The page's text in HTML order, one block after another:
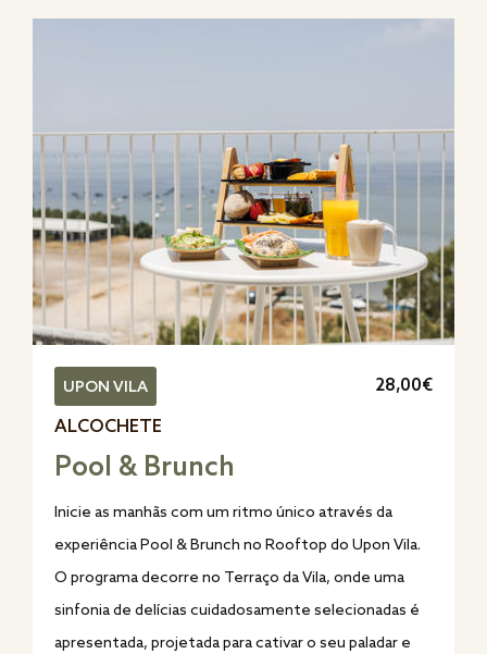
UPON VILA
28,00€
ALCOCHETE
Pool & Brunch
Inicie as manhãs com um ritmo único através da
experiência Pool & Brunch no Rooftop do Upon Vila.
O programa decorre no Terraço da Vila, onde uma
sinfonia de delícias cuidadosamente selecionadas é
apresentada, projetada para cativar o seu paladar e